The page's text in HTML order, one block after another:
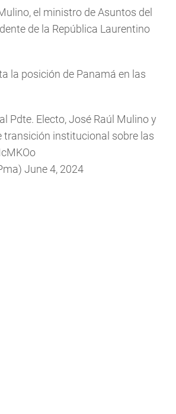
el ministro de Asuntos del
de la República Laurentino
la posición de Panamá en las
Pdte. Electo, José Raúl Mulino y
transición institucional sobre las
June 4, 2024